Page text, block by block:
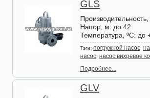
GLS
Напор, м: до 42
Температура, ºС: до
Тэги: погружной насос
насос насос вихревое
Подробнее...
GLV